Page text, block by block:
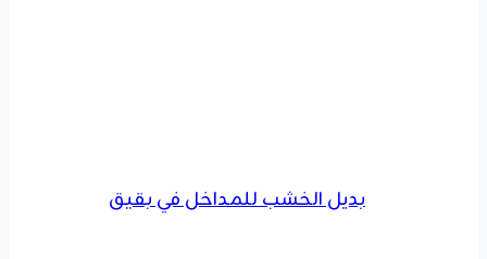
بديل الخشب للمداخل في بقيق